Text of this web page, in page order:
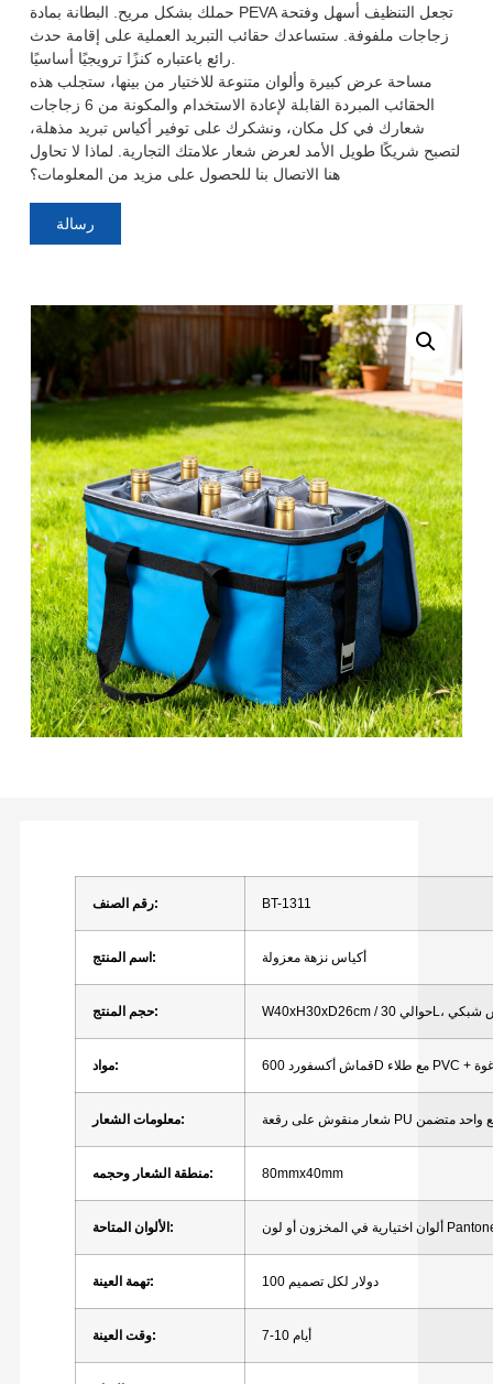
حملك بشكل مريح. البطانة بمادة PEVA تجعل التنظيف أسهل وفتحة
زجاجات ملفوفة. ستساعدك حقائب التبريد العملية على إقامة حدث
رائع باعتباره كنزًا ترويجيًا أساسيًا.
مساحة عرض كبيرة وألوان متنوعة للاختيار من بينها، ستجلب هذه
الحقائب المبردة القابلة لإعادة الاستخدام والمكونة من 6 زجاجات
شعارك في كل مكان، ونشكرك على توفير أكياس تبريد مذهلة،
لتصبح شريكًا طويل الأمد لعرض شعار علامتك التجارية. لماذا لا تحاول
هنا الاتصال بنا للحصول على مزيد من المعلومات؟
رسالة
رقم الصنف: BT-1311
اسم المنتج: أكياس نزهة معزولة
حجم المنتج:
مواد:
معلومات الشعار:
منطقة الشعار وحجمه: 80mmx40mm
الألوان المتاحة:
تهمة العينة: 100 دولار لكل تصميم
وقت العينة: